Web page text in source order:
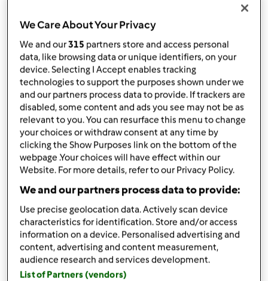
Zalogujlub zarejestruj się
komentarze
Anonim
(niezweryfikowany)
śr., 11/20/2019 - 01:04
troche porad w sprawie odchudzania znajdziesz tu :
https://euphorer.com/pl/vanefist-neoSą różne sposoby,
warto wiedziec
We Care About Your Privacy
We and our315 partners store and access personal
data, like browsing data or unique identifiers, on your
device. Selecting I Accept enables tracking
technologies to support the purposes shown under we
and our partners process data to provide. If trackers are
disabled, some content and ads you see may not be as
relevant to you. You can resurface this menu to change
your choices or withdraw consent at any time by
clicking the Show Purposes link on the bottom of the
webpage .Your choices will have effect within our
Website. For more details, refer to our Privacy Policy.
We and our partners process data to provide:
Use precise geolocation data. Actively scan device
characteristics for identification. Store and/or access
information on a device. Personalised advertising and
content, advertising and content measurement,
audience research and services development.
List of Partners (vendors)